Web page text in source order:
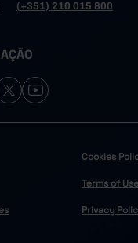
(+351) 210 015 800
Cookies
Terms of Use
Privacy